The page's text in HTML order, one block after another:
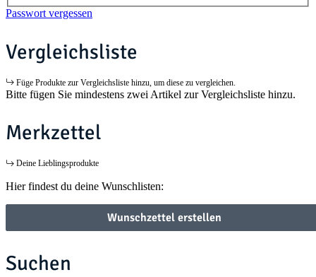
Passwort vergessen
Vergleichsliste
Füge Produkte zur Vergleichsliste hinzu, um diese zu vergleichen.
Bitte fügen Sie mindestens zwei Artikel zur Vergleichsliste hinzu.
Merkzettel
Deine Lieblingsprodukte
Hier findest du deine Wunschlisten:
Wunschzettel erstellen
Suchen